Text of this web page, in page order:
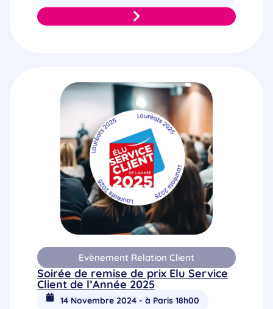
Evènement Relation Client
Soirée de remise de prix Elu Service
Client de l’Année 2025
14 Novembre 2024 - à Paris 18h00